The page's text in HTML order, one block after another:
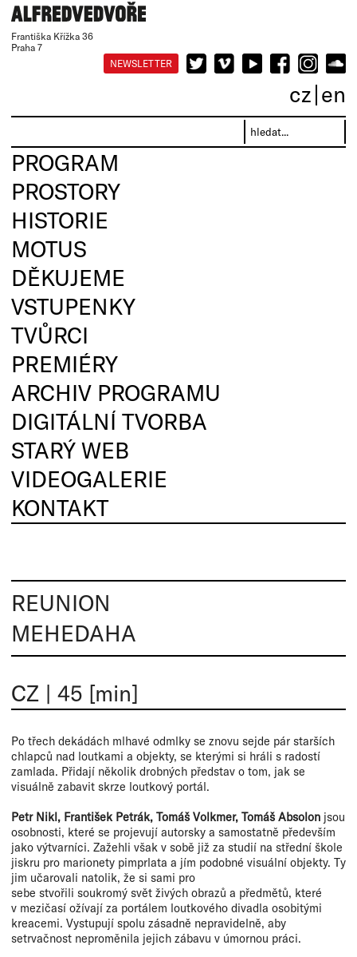
Františka Křížka 36
Praha 7
NEWSLETTER
cz en
PROGRAM
PROSTORY
HISTORIE
MOTUS
DĚKUJEME
VSTUPENKY
TVŮRCI
PREMIÉRY
ARCHIV PROGRAMU
DIGITÁLNÍ TVORBA
STARÝ WEB
VIDEOGALERIE
KONTAKT
REUNION
MEHEDAHA
CZ | 45 [min]
Po třech dekádách mlhavé odmlky se znovu sejde pár starších
chlapců nad loutkami a objekty, se kterými si hráli s radostí
zamlada. Přidají několik drobných představ o tom, jak se
visuálně zabavit skrze loutkový portál.
Petr Nikl, František Petrák, Tomáš Volkmer, Tomáš Absolon jsou
osobnosti, které se projevují autorsky a samostatně především
jako výtvarníci. Zažehli však v sobě již za studií na střední škole
jiskru pro marionety pimprlata a jím podobné visuální objekty. Ty
jim učarovali natolik, že si sami pro
sebe stvořili soukromý svět živých obrazů a předmětů, které
v mezičasí ožívají za portálem loutkového divadla osobitými
kreacemi. Vystupují spolu zásadně nepravidelně, aby
setrvačnost neproměnila jejich zábavu v úmornou práci.